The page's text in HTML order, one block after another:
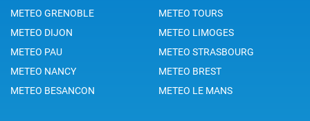
METEO GRENOBLE
METEO TOURS
METEO DIJON
METEO LIMOGES
METEO PAU
METEO STRASBOURG
METEO NANCY
METEO BREST
METEO BESANCON
METEO LE MANS